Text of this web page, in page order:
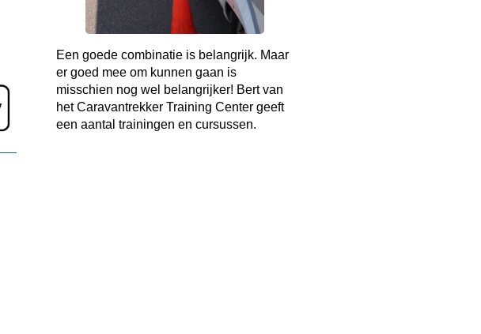
Een goede combinatie is belangrijk. Maar
er goed mee om kunnen gaan is
misschien nog wel belangrijker! Bert van
het Caravantrekker Training Center geeft
een aantal trainingen en cursussen.